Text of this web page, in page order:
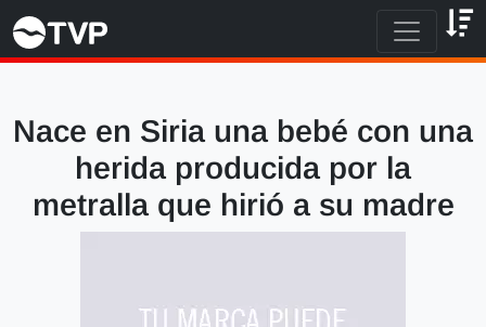
Nace en Siria una bebé con una
herida producida por la
metralla que hirió a su madre